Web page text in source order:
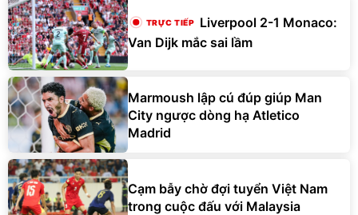
Liverpool 2-1 Monaco:
Van Dijk mắc sai lầm
Marmoush lập cú đúp giúp Man
City ngược dòng hạ Atletico
Madrid
Cạm bẫy chờ đợi tuyển Việt Nam
trong cuộc đấu với Malaysia